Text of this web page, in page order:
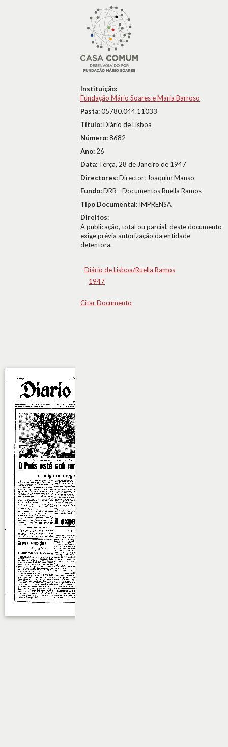
Instituição:
Fundação Mário Soares e Maria Barroso
Pasta:05780.044.11033
Título:Diário de Lisboa
Número:8682
Ano: 26
Data: Terça, 28 de Janeiro de 1947
Directores:Director: Joaquim Manso
Fundo:DRR - Documentos Ruella Ramos
Tipo Documental: IMPRENSA
Direitos:
A publicação, total ou parcial, deste documento
exige prévia autorização da entidade
detentora.
Diário de Lisboa/Ruella Ramos
1947
Citar Documento